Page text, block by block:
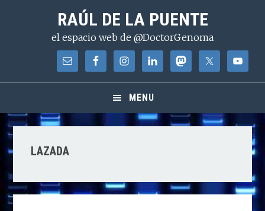
contenido
RAÚL DE LA PUENTE
el espacio web de @DoctorGenoma
MENU
LAZADA